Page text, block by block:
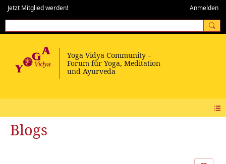
Jetzt Mitglied werden! Anmelden
Blogs